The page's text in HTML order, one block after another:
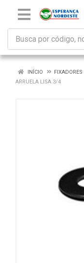
INÍCIO FIXADORES
ARRUELA LISA 3/4